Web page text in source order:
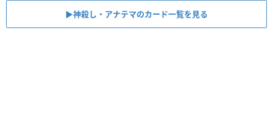
▶︎神殺し・アナテマのカード一覧を見る